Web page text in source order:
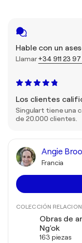
Hable con un
Llamar+34 911 23 97
Los clientes
Singulart tiene una
de 20.000 clientes.
Angie
Francia
COLECCIÓN
Obras de
Ng'ok
163 piezas